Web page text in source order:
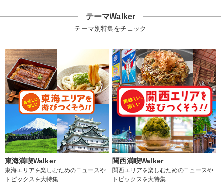
テーマWalker
テーマ別特集をチェック
東海満喫Walker
東海エリアを楽しむためのニュースや
トピックスを大特集
関西満喫Walker
関西エリアを楽しむためのニュースや
トピックスを大特集